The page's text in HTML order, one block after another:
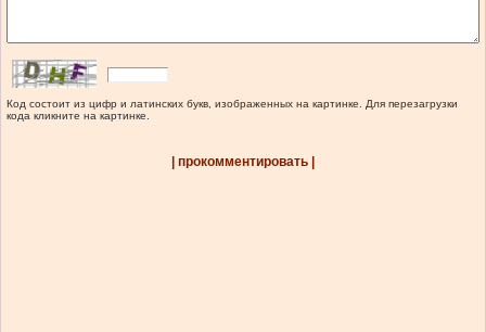
Код состоит из цифр и латинских букв, изображенных на картинке. Для перезагрузки
кода кликните на картинке.
| прокомментировать |